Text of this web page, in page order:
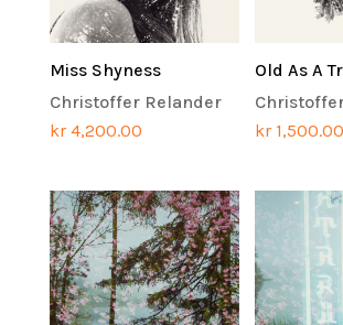
Miss Shyness
Christoffer Relander
kr4,200.00
Old As A
kr 1,500.00